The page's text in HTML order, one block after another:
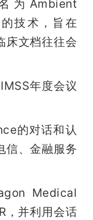
为Ambient
技术，旨在
床文档往往会
年度会议
的对话和认
信、金融服务
Medical
，并利用会话